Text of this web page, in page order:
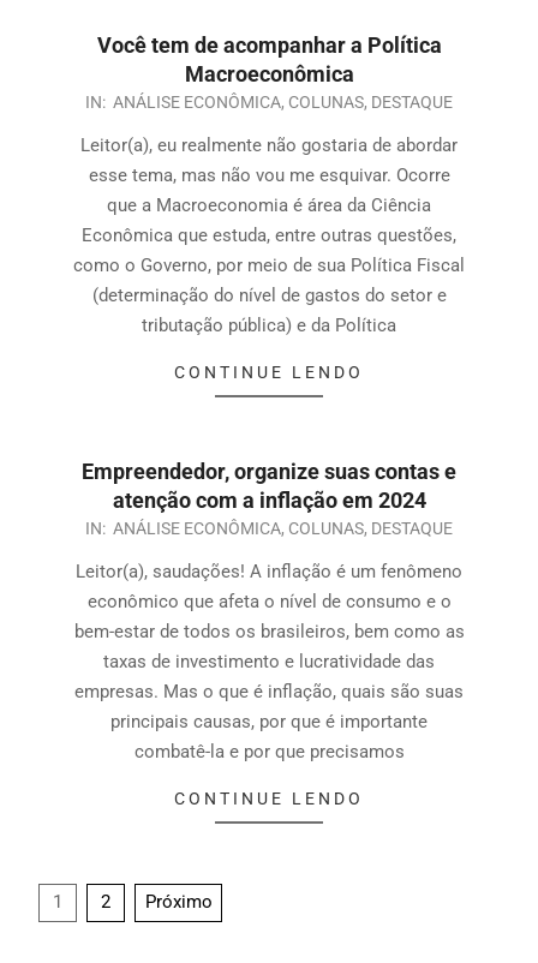
Você tem de acompanhar a Política
Macroeconômica
IN: ANÁLISE ECONÔMICA, COLUNAS, DESTAQUE
Leitor(a), eu realmente não gostaria de abordar
esse tema, mas não vou me esquivar. Ocorre
que a Macroeconomia é área da Ciência
Econômica que estuda, entre outras questões,
como o Governo, por meio de sua Política Fiscal
(determinação do nível de gastos do setor e
tributação pública) e da Política
CONTINUE LENDO
Empreendedor, organize suas contas e
atenção com a inflação em 2024
IN: ANÁLISE ECONÔMICA, COLUNAS, DESTAQUE
Leitor(a), saudações! A inflação é um fenômeno
econômico que afeta o nível de consumo e o
bem-estar de todos os brasileiros, bem como as
taxas de investimento e lucratividade das
empresas. Mas o que é inflação, quais são suas
principais causas, por que é importante
combatê-la e por que precisamos
CONTINUE LENDO
1 2 Próximo